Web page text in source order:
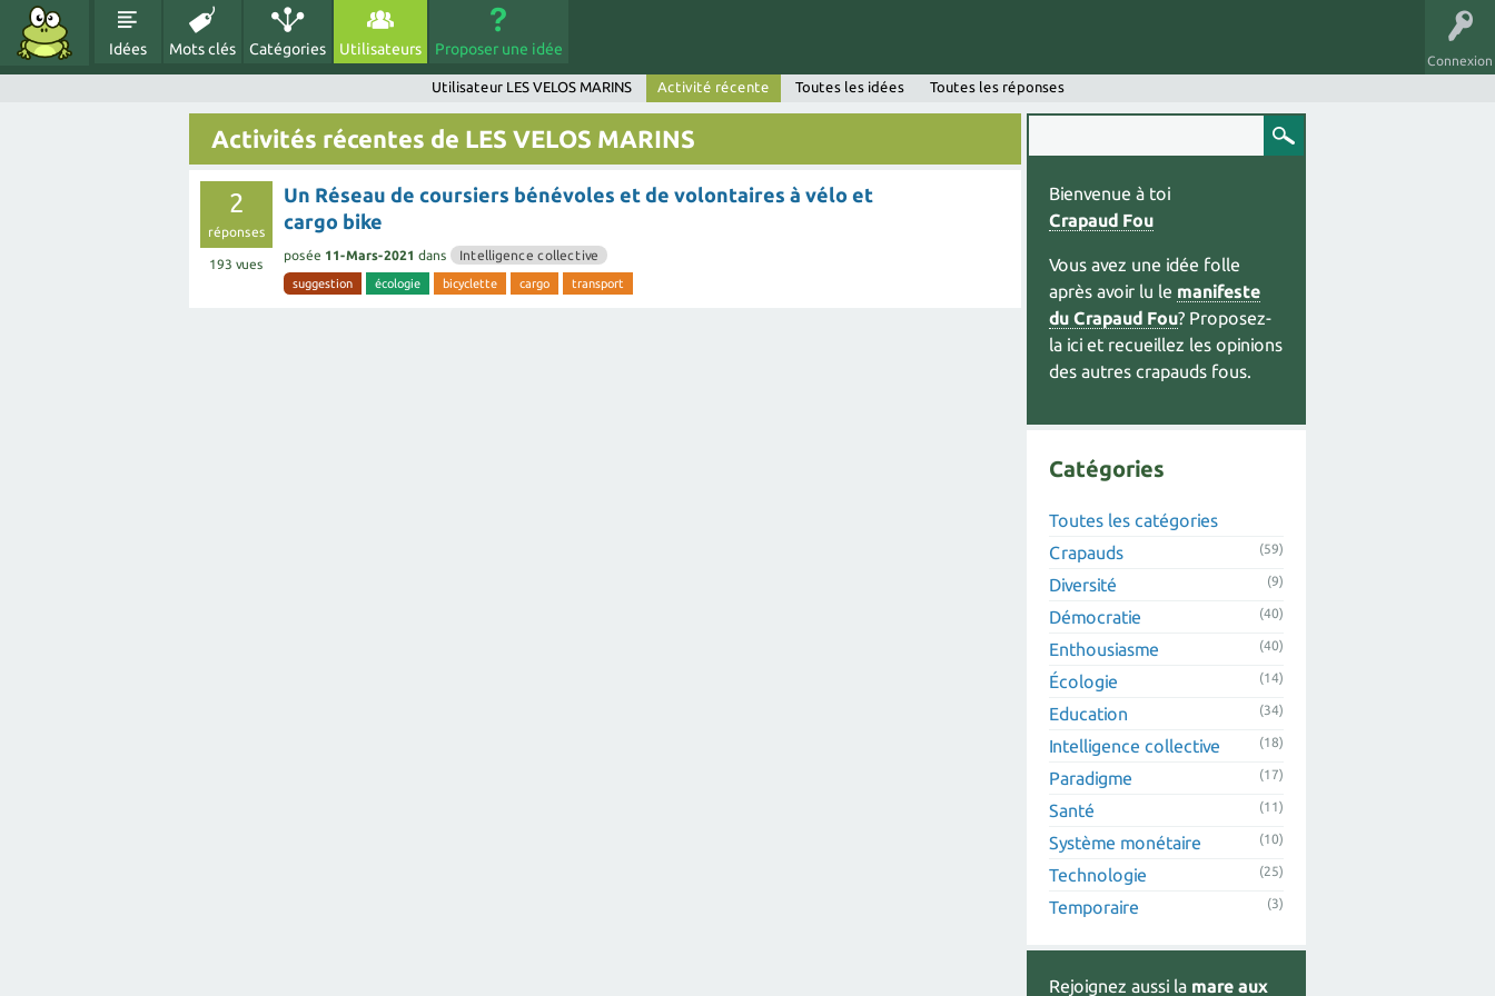
Connexion
Idées Mots clés Catégories Utilisateurs Proposer une idée
Utilisateur LES VELOS MARINS Activité récente Toutes les idées Toutes les réponses
Activités récentes de LES VELOS MARINS
2
réponses
193 vues
Un Réseau de coursiers bénévoles et de volontaires à vélo et
cargo bike
posée 11-Mars-2021 dans Intelligence collective
suggestion écologie bicyclette cargo transport
Bienvenue à toi
Crapaud Fou
Vous avez une idée folle
après avoir lu le manifeste
du Crapaud Fou? Proposez-
la ici et recueillez les opinions
des autres crapauds fous.
Catégories
Toutes les catégories
Crapauds
(59)
Diversité (9)
Démocratie (40)
Enthousiasme (40)
Écologie (14)
Education (34)
Intelligence collective (18)
Paradigme (17)
Santé (11)
Système monétaire (10)
Technologie (25)
Temporaire (3)
Rejoignez aussi la mare aux